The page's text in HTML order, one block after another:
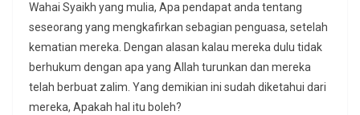
Wahai Syaikh yang mulia, Apa pendapat anda tentang
seseorang yang mengkafirkan sebagian penguasa, setelah
kematian mereka. Dengan alasan kalau mereka dulu tidak
berhukum dengan apa yang Allah turunkan dan mereka
telah berbuat zalim. Yang demikian ini sudah diketahui dari
mereka, Apakah hal itu boleh?